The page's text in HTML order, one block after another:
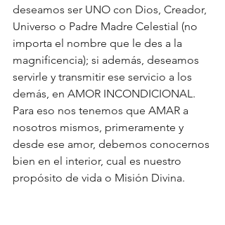
deseamos ser UNO con Dios, Creador,
Universo o Padre Madre Celestial (no
importa el nombre que le des a la
magnificencia); si además, deseamos
servirle y transmitir ese servicio a los
demás, en AMOR INCONDICIONAL.
Para eso nos tenemos que AMAR a
nosotros mismos, primeramente y
desde ese amor, debemos conocernos
bien en el interior, cual es nuestro
propósito de vida o Misión Divina.